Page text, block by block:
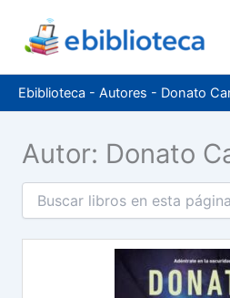
contenido
Ebiblioteca - Autores - Donato
Autor: Donato